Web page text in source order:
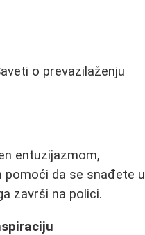
o prevazilaženju
entuzijazmom,
pomoći da se snađete u
završi na polici.